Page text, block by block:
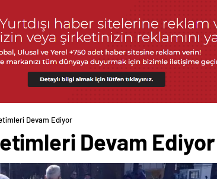
Devam Ediyor
Devam Ediyor